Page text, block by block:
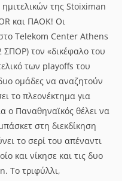
της Stoiximan
και ΠΑΟΚ! Oι
Telekom Center Athens
ΣΠΟΡ) τον «δικέφαλο του
των playoffs του
ομάδες να αναζητούν
το πλεονέκτημα για
ο Παναθηναϊκός θέλει να
στη διεκδίκηση
το σερί του απέναντι
και νίκησε και τις δυο
To τριφύλλι,